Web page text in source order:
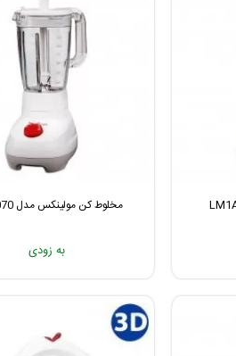
مخلوط کن مولینکس مدل LM2070
به زودی